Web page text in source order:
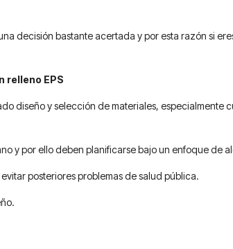
decisión bastante acertada y por esta razón si
relleno EPS
diseño y selección de materiales, especialmente
y por ello deben planificarse bajo un enfoque de
posteriores problemas de salud pública.